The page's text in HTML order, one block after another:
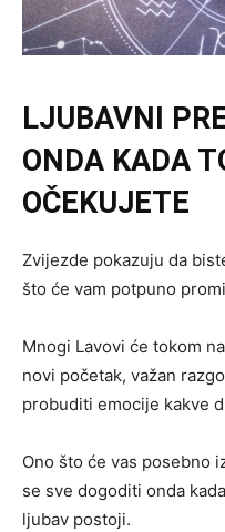
LJUBAVNI
ONDA KADA
OČEKUJETE
Zvijezde pokazuju da
što će vam potpuno
Mnogi Lavovi će tokom
novi početak, važan
probuditi emocije kakve
Ono što će vas posebno
se sve dogoditi onda
ljubav postoji.